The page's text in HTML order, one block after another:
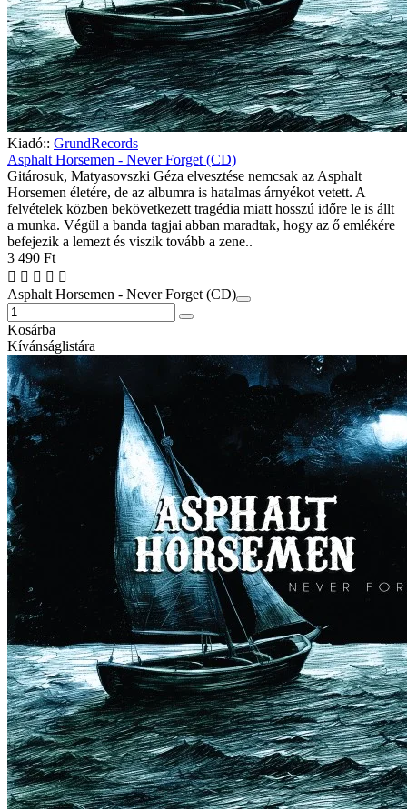
Kiadó:: GrundRecords
Asphalt Horsemen - Never Forget (CD)
Gitárosuk, Matyasovszki Géza elvesztése nemcsak az Asphalt
Horsemen életére, de az albumra is hatalmas árnyékot vetett. A
felvételek közben bekövetkezett tragédia miatt hosszú időre le is állt
a munka. Végül a banda tagjai abban maradtak, hogy az ő emlékére
befejezik a lemezt és viszik tovább a zene..
3 490 Ft
Asphalt Horsemen - Never Forget (CD)
Kosárba
Kívánságlistára